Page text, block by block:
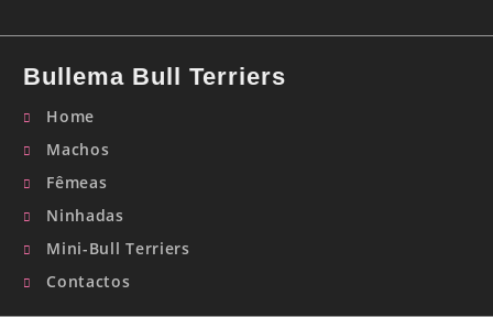
Bullema Bull Terriers
Home
Machos
Fêmeas
Ninhadas
Mini-Bull Terriers
Contactos